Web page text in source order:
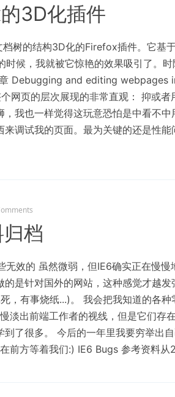
3D化插件
树的结构3D化的Firefox插件。它基
候，我就被它惊艳的效果吸引了。
Debugging and editing webpages
网页的层次展现的非常直观： 抑或者
，我也一样觉得这玩意恐怕是中看不
来调试我的页面。最为关键的还是性
档
效的 虽然微弱，但IE6确实正在慢慢
的是针对国外的网站，这种感觉才越
，有事烧纸...)。 我会把我知道的各
淡出前端工作者的视线，但是它们存
了很多。 今后的一年里我要穷举出
前方等着我们:) IE6 Bugs 参考资料